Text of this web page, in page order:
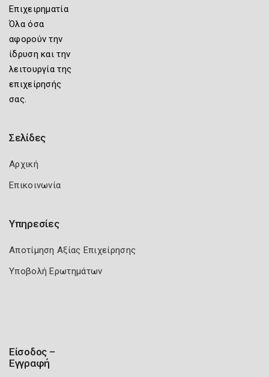
Επιχειρηματία
Όλα όσα
αφορούν την
ίδρυση και την
λειτουργία της
επιχείρησής
σας.
Σελίδες
Αρχική
Επικοινωνία
Υπηρεσίες
Αποτίμηση Αξίας Επιχείρησης
Υποβολή Ερωτημάτων
Είσοδος –
Εγγραφή